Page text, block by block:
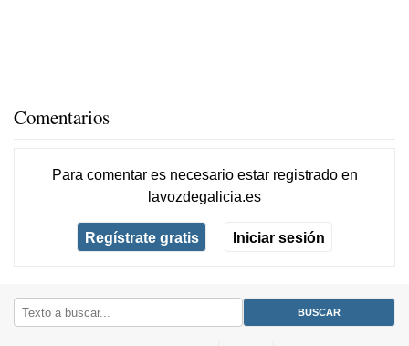
Comentarios
Para comentar es necesario estar registradoen
lavozdegalicia.es
Regístrate gratis Iniciar sesión